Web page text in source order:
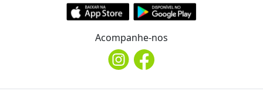
Acompanhe-nos